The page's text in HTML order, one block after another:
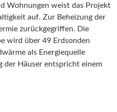
Wohnungen weist das Projekt
auf. Zur Beheizung der
zurück­ge­griffen. Die
wird über 49 Erdsonden
als Energie­quelle
der Häuser entspricht einem